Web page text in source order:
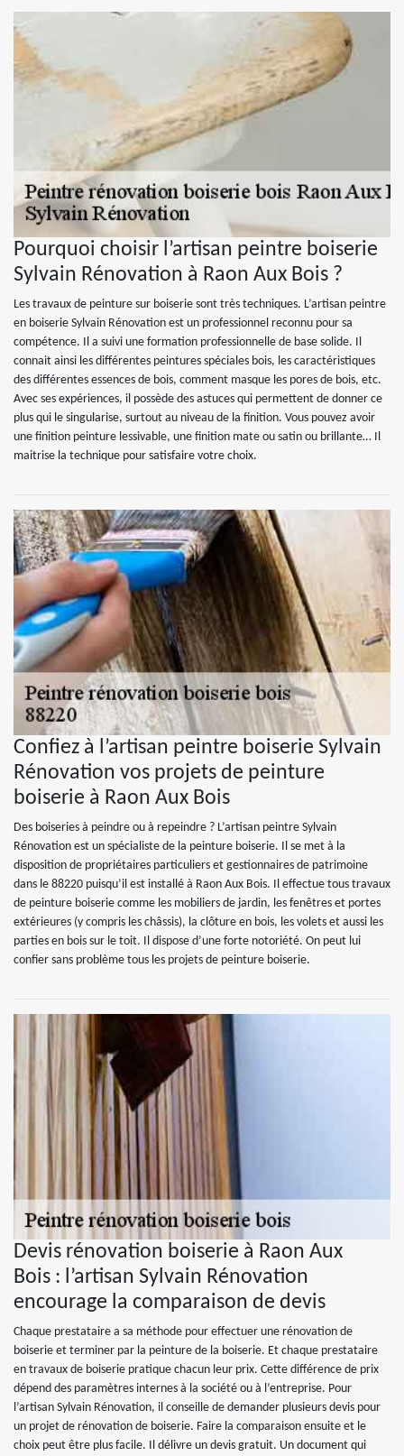
Pourquoi choisir l’artisan peintre boiserie
Sylvain Rénovation à Raon Aux Bois ?
Les travaux de peinture sur boiserie sont très techniques. L’artisan peintre
en boiserie Sylvain Rénovation est un professionnel reconnu pour sa
compétence. Il a suivi une formation professionnelle de base solide. Il
connait ainsi les différentes peintures spéciales bois, les caractéristiques
des différentes essences de bois, comment masque les pores de bois, etc.
Avec ses expériences, il possède des astuces qui permettent de donner ce
plus qui le singularise, surtout au niveau de la finition. Vous pouvez avoir
une finition peinture lessivable, une finition mate ou satin ou brillante… Il
maitrise la technique pour satisfaire votre choix.
Confiez à l’artisan peintre boiserie Sylvain
Rénovation vos projets de peinture
boiserie à Raon Aux Bois
Des boiseries à peindre ou à repeindre ? L’artisan peintre Sylvain
Rénovation est un spécialiste de la peinture boiserie. Il se met à la
disposition de propriétaires particuliers et gestionnaires de patrimoine
dans le 88220 puisqu’il est installé à Raon Aux Bois. Il effectue tous travaux
de peinture boiserie comme les mobiliers de jardin, les fenêtres et portes
extérieures (y compris les châssis), la clôture en bois, les volets et aussi les
parties en bois sur le toit. Il dispose d’une forte notoriété. On peut lui
confier sans problème tous les projets de peinture boiserie.
Devis rénovation boiserie à Raon Aux
Bois : l’artisan Sylvain Rénovation
encourage la comparaison de devis
Chaque prestataire a sa méthode pour effectuer une rénovation de
boiserie et terminer par la peinture de la boiserie. Et chaque prestataire
en travaux de boiserie pratique chacun leur prix. Cette différence de prix
dépend des paramètres internes à la société ou à l’entreprise. Pour
l’artisan Sylvain Rénovation, il conseille de demander plusieurs devis pour
un projet de rénovation de boiserie. Faire la comparaison ensuite et le
choix peut être plus facile. Il délivre un devis gratuit. Un document qui